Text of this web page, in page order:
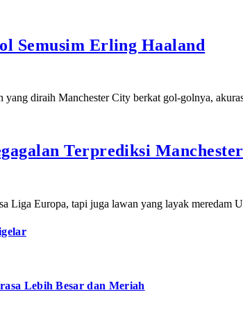
Semusim Erling Haaland
diraih Manchester City berkat gol-golnya,
Terprediksi
Liga Europa, tapi juga lawan yang layak
Lebih Besar dan Meriah